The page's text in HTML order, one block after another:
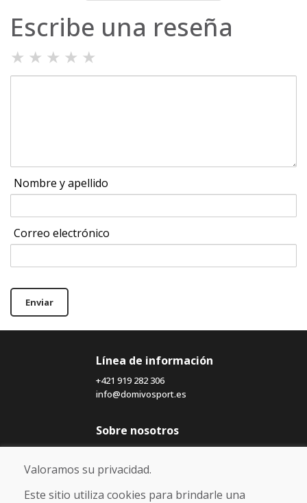
Escribe una reseña
★ ★ ★ ★ ★
Nombre y apellido
Correo electrónico
Enviar
Línea de información
+421 919 282 306
info@domivosport.es
Sobre nosotros
Blog
Sobre nosotros
Comercio
Contacto
Valoramos su privacidad.
Este sitio utiliza cookies para brindarle una